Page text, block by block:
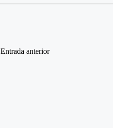
Entrada anterior